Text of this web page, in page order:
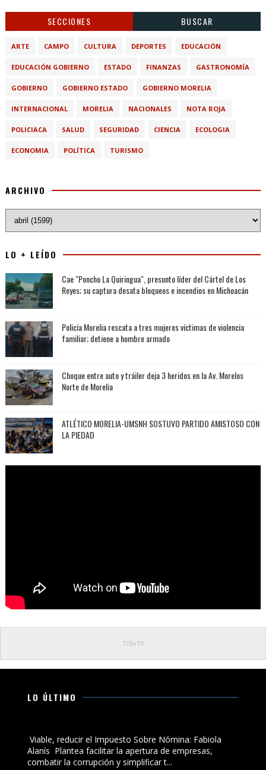
SECCIONES BUSCAR
ARTE CAMPO CULTURA DEPORTES EDUCACIÓN
EDUCACIÓN GOBIERNO ESTADO FINANZAS GASTRONOMÍA
GOBIERNO GOBIERNO ESTADO GOBIERNO MORELIA
INTERNACIONAL MORELIA NACIONALES NOTA ROJA
POLICIACA SALUD SEGURIDAD CIENCIA ECOLOGIA
ECONOMIA POLÍTICA TURISMO
ARCHIVO
LO + LEÍDO
Cae "Poncho La Quiringua", presunto líder del Cártel de Los
Reyes; su captura desata bloqueos e incendios en Michoacán
Policía Morelia rescata a tres mujeres víctimas de violencia
familiar; detiene a hombre armado
Choque entre auto y tráiler deja 3 heridos en la Av. Morelos
Norte de Morelia
ATLÉTICO MORELIA-UMSNH SOSTUVO PARTIDO AMISTOSO CON
LA PIEDAD
LO ÚLTIMO
Viable, reducir el Impuesto Sobre Nómina: Fabiola
Alanís Plantea facilitar la apertura de empresas,
combatir la corrupción y simplificar t...